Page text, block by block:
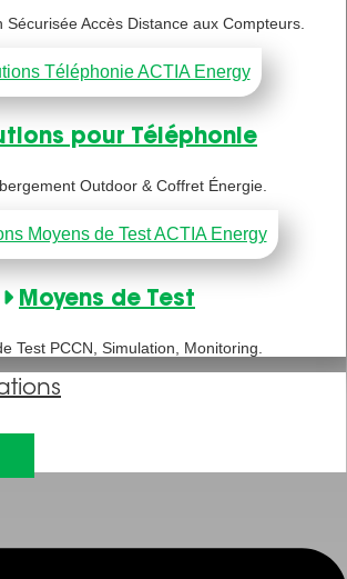
Sécurisée Accès Distance aux Compteurs.
pour Téléphonie
Outdoor & Coffret Énergie.
Moyens de Test
Test PCCN, Simulation, Monitoring.